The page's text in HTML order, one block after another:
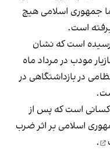
جمهوری اسلامی هیچ
است.
رسیده است که نشان
به نام مازیار مودب در مرداد ماه
در بازداشتگاهی در
است که پس از
اسلامی بر اثر ضرب
.